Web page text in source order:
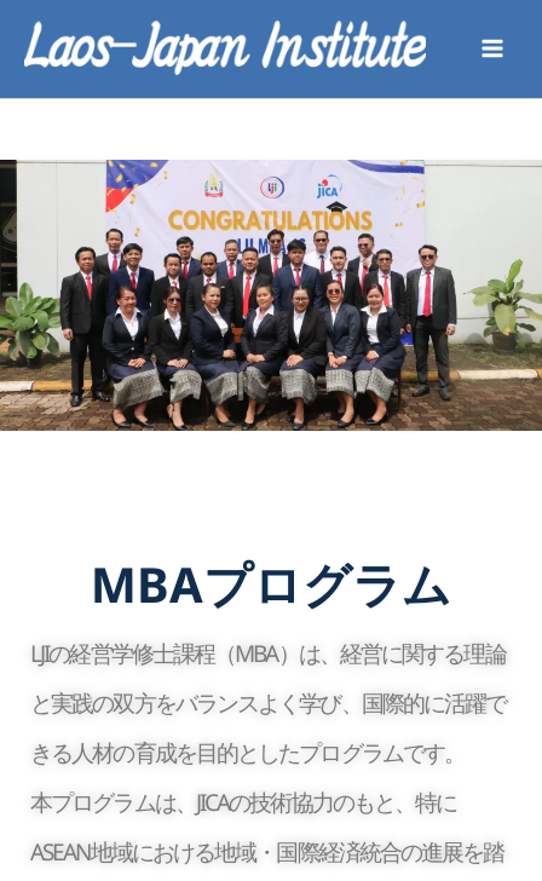
ス
ッ
MBAプログラム
LJIの経営学修士課程（MBA）は、経営に関する理論
と実践の双方をバランスよく学び、国際的に活躍で
きる人材の育成を目的としたプログラムです。
本プログラムは、JICAの技術協力のもと、特に
ASEAN地域における地域・国際経済統合の進展を踏